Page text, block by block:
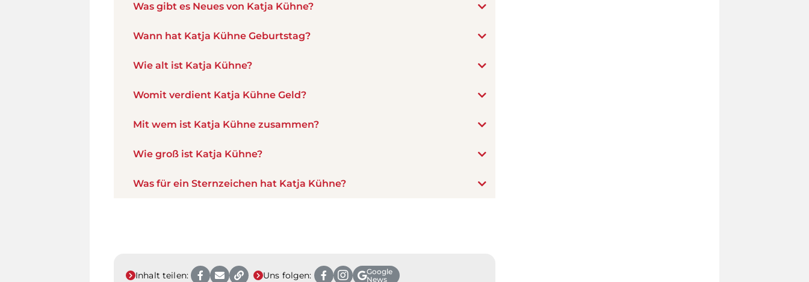
Was gibt es Neues von Katja Kühne?
Wann hat Katja Kühne Geburtstag?
Wie alt ist Katja Kühne?
Womit verdient Katja Kühne Geld?
Mit wem ist Katja Kühne zusammen?
Wie groß ist Katja Kühne?
Was für ein Sternzeichen hat Katja Kühne?
Inhalt teilen: Uns folgen:
Google
News